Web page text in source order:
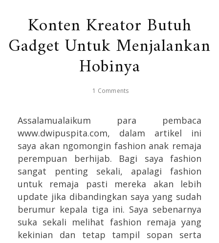
Konten Kreator Butuh
Gadget Untuk Menjalankan
Hobinya
1 Comments
Assalamualaikum para pembaca
www.dwipuspita.com, dalam artikel ini
saya akan ngomongin fashion anak remaja
perempuan berhijab. Bagi saya fashion
sangat penting sekali, apalagi fashion
untuk remaja pasti mereka akan lebih
update jika dibandingkan saya yang sudah
berumur kepala tiga ini. Saya sebenarnya
suka sekali melihat fashion remaja yang
kekinian dan tetap tampil sopan serta